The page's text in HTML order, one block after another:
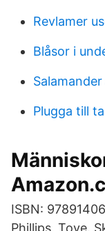
Revlamer
Blåsor i
Plugga till
ISBN:
Phillips, Tove.